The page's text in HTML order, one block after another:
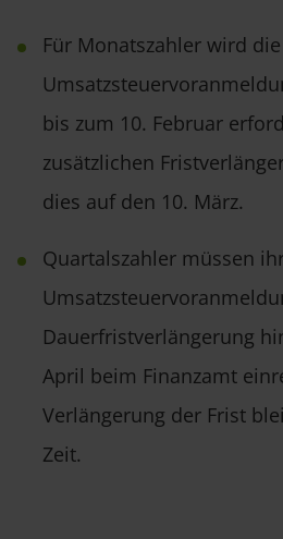
Für Monatszahler wird die
bis zum 10. Februar
zusätzlichen
dies auf den 10. März.
Quartalszahler müssen
Dauerfristverlängerung
April beim Finanzamt
Verlängerung der Frist
Zeit.